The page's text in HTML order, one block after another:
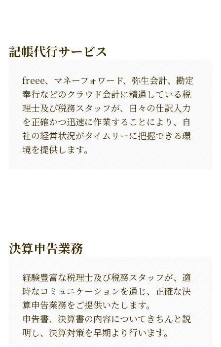
記帳代行サービス
freee、マネーフォワード、弥生会計、勘定
奉行などのクラウド会計に精通している税
理士及び税務スタッフが、日々の仕訳入力
を正確かつ迅速に作業することにより、自
社の経営状況がタイムリーに把握できる環
境を提供します。
決算申告業務
経験豊富な税理士及び税務スタッフが、適
時なコミュニケーションを通じ、正確な決
算申告業務をご提供いたします。
申告書、決算書の内容についてきちんと説
明し、決算対策を早期より行います。